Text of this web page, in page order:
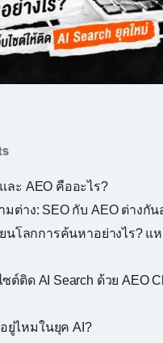
ละ AEO คืออะไร?
มต่าง: SEO กับ AEO ต่างกัน
ยนโลกการค้นหาอย่างไร? แ
ต์ติด AI Search ด้วย AEO
ยู่ไหมในยุค AI?